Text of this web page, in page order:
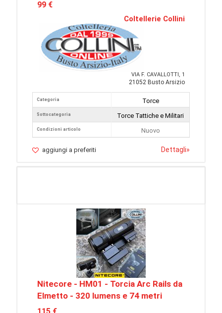
99 €
Coltellerie Collini
VIA F. CAVALLOTTI, 1
21052 Busto Arsizio
Categoria
Sottocategoria
Condizioni articolo
Torce
Torce Tattiche e Militari
Nuovo
aggiungi a preferiti Dettagli»
Nitecore - HM01 - Torcia Arc Rails da
Elmetto - 320 lumens e 74 metri